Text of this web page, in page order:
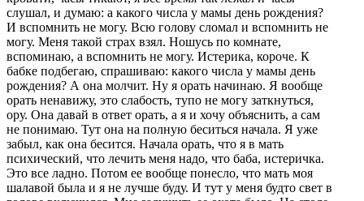
слушал, и думаю: а какого числа у мамы день рождения?
И вспомнить не могу. Всю голову сломал и вспомнить не
могу. Меня такой страх взял. Ношусь по комнате,
вспоминаю, а вспомнить не могу. Истерика, короче. К
бабке подбегаю, спрашиваю: какого числа у мамы день
рождения? А она молчит. Ну я орать начинаю. Я вообще
орать ненавижу, это слабость, тупо не могу заткнуться,
ору. Она давай в ответ орать, а я и хочу объяснить, а сам
не понимаю. Тут она на полную беситься начала. Я уже
забыл, как она бесится. Начала орать, что я в мать
психический, что лечить меня надо, что баба, истеричка.
Это все ладно. Потом ее вообще понесло, что мать моя
шалавой была и я не лучше буду. И тут у меня будто свет в